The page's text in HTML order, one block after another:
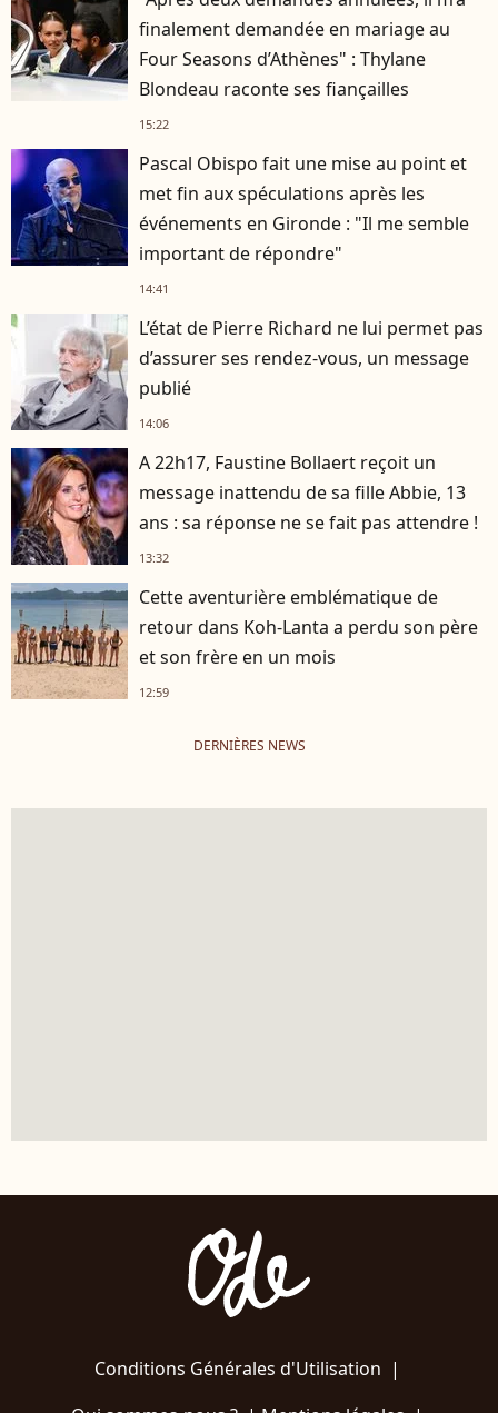
finalement demandée en mariage au
Four Seasons d’Athènes" : Thylane
Blondeau raconte ses fiançailles
15:22
Pascal Obispo fait une mise au point et
met fin aux spéculations après les
événements en Gironde : "Il me semble
important de répondre"
14:41
L’état de Pierre Richard ne lui permet pas
d’assurer ses rendez-vous, un message
publié
14:06
A 22h17, Faustine Bollaert reçoit un
message inattendu de sa fille Abbie, 13
ans : sa réponse ne se fait pas attendre !
13:32
Cette aventurière emblématique de
retour dans Koh-Lanta a perdu son père
et son frère en un mois
12:59
DERNIÈRES NEWS
Conditions Générales d'Utilisation |